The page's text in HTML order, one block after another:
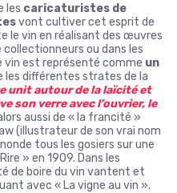
les caricaturistes de
vont cultiver cet esprit de
le vin en réalisant des œuvres
collectionneurs ou dans les
vin est représenté comme un
les différentes strates de la
unit autour de la laïcité et
son verre avec l’ouvrier, le
aussi de « la francité »
(illustrateur de son vrai nom
tous les gosiers sur une
» en 1909. Dans les
de boire du vin vantent et
avec « La vigne au vin ».